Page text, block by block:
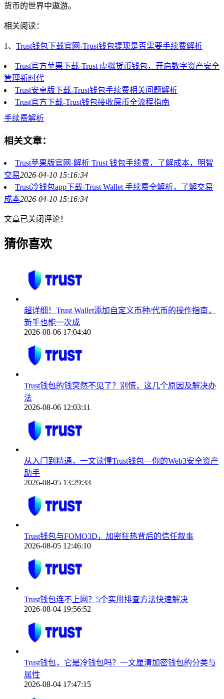
货币的世界中遨游。
相关阅读：
1、 Trust钱包下载官网-Trust钱包提现是否需要手续费解析
Trust官方苹果下载-Trust 虚拟货币钱包，开启数字资产安全
管理新时代
Trust安卓版下载-Trust钱包手续费相关问题解析
Trust官方下载-Trust钱包接收屎币全流程指南
手续费解析
相关文章：
Trust苹果版官网-解析 Trust 钱包手续费，了解成本，明智
交易2026-04-10 15:16:34
Trust冷钱包app下载-Trust Wallet 手续费全解析，了解交易
成本2026-04-10 15:16:34
文章已关闭评论！
猜你喜欢
超详细！Trust Wallet添加自定义币种/代币的操作指南，
新手也能一次成
2026-08-06 17:04:40
Trust钱包的钱突然不见了？别慌，这几个原因及解决办
法
2026-08-06 12:03:11
从入门到精通，一文读懂Trust钱包—你的Web3安全资产
助手
2026-08-05 13:29:33
Trust钱包与FOMO3D，加密狂热背后的信任叙事
2026-08-05 12:46:10
Trust钱包连不上网？5个实用排查方法快速解决
2026-08-04 19:56:52
Trust钱包，它是冷钱包吗？一文厘清加密钱包的分类与
属性
2026-08-04 17:47:15